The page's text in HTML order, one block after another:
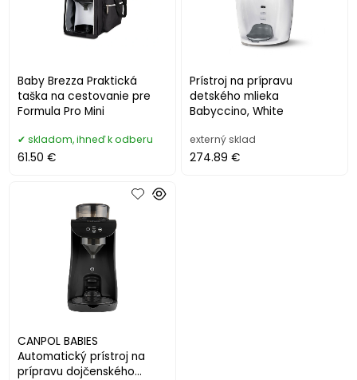
Baby Brezza Praktická
taška na cestovanie pre
Formula Pro Mini
skladom, ihneď k odberu
61.50 €
Prístroj na prípravu
detského mlieka
Babyccino, White
externý sklad
274.89 €
CANPOL BABIES
Automatický prístroj na
prípravu dojčenského